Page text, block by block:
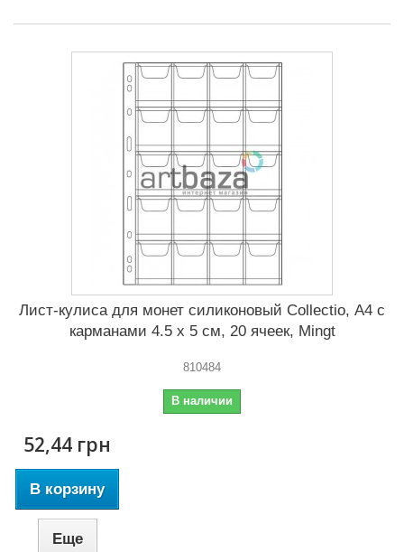
Лист-кулиса для монет силиконовый Сollectio, А4 с
карманами 4.5 x 5 см, 20 ячеек, Mingt
810484
В наличии
52,44 грн
В корзину
Еще